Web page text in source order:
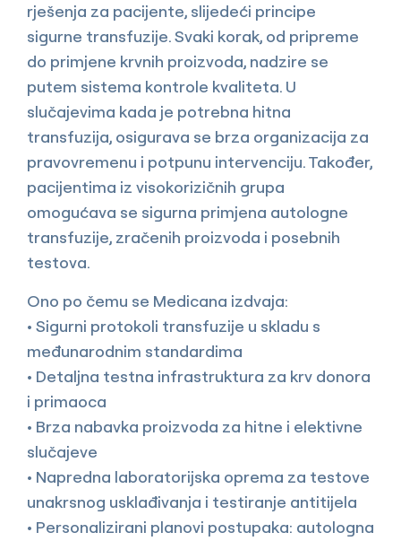
rješenja za pacijente, slijedeći principe
sigurne transfuzije. Svaki korak, od pripreme
do primjene krvnih proizvoda, nadzire se
putem sistema kontrole kvaliteta. U
slučajevima kada je potrebna hitna
transfuzija, osigurava se brza organizacija za
pravovremenu i potpunu intervenciju. Također,
pacijentima iz visokorizičnih grupa
omogućava se sigurna primjena autologne
transfuzije, zračenih proizvoda i posebnih
testova.
Ono po čemu se Medicana izdvaja:
• Sigurni protokoli transfuzije u skladu s
međunarodnim standardima
• Detaljna testna infrastruktura za krv donora
i primaoca
• Brza nabavka proizvoda za hitne i elektivne
slučajeve
• Napredna laboratorijska oprema za testove
unakrsnog usklađivanja i testiranje antitijela
• Personalizirani planovi postupaka: autologna